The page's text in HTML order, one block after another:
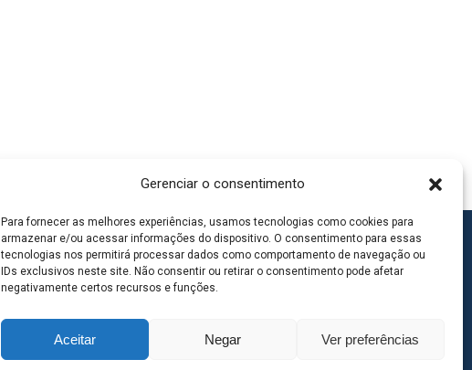
Gerenciar o consentimento
Para fornecer as melhores experiências, usamos tecnologias como cookies para
armazenar e/ou acessar informações do dispositivo. O consentimento para essas
tecnologias nos permitirá processar dados como comportamento de navegação ou
IDs exclusivos neste site. Não consentir ou retirar o consentimento pode afetar
negativamente certos recursos e funções.
Aceitar Negar Ver preferências